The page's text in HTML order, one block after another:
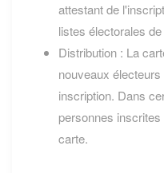
attestant de
listes électorales
Distribution : La
nouveaux
inscription. Dans
personnes
carte.